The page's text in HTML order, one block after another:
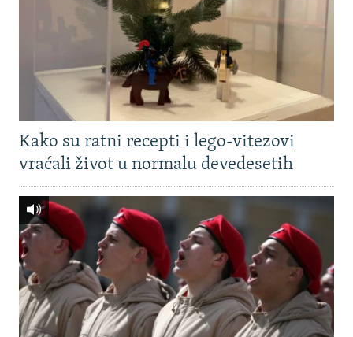
Kako su ratni recepti i lego-vitezovi
vraćali život u normalu devedesetih